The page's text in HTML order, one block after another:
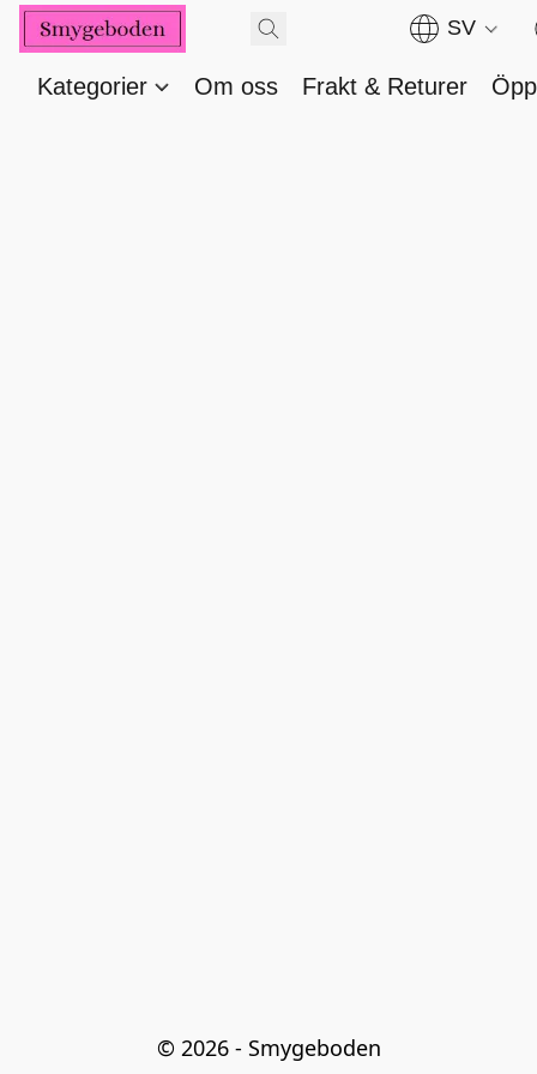
SV
Kategorier Om oss Frakt & Returer
© 2026 - Smygeboden